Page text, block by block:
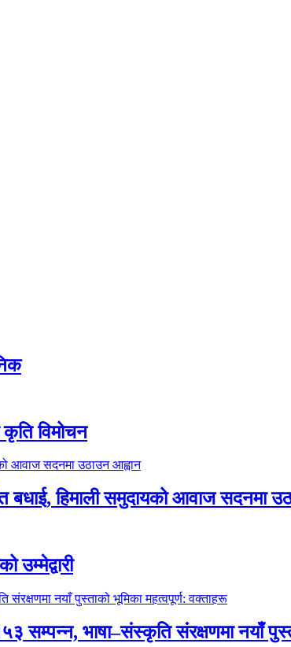
कृति विमोचन
बधाई, हिमाली समुदायको आवाज सदनमा
उम्मेद्वारी
सम्पन्न, भाषा–संस्कृति संरक्षणमा नयाँ